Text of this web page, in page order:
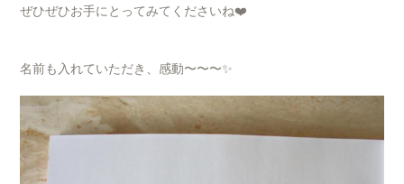
ぜひぜひお手にとってみてくださいね❤️
名前も入れていただき、感動〜〜〜✨